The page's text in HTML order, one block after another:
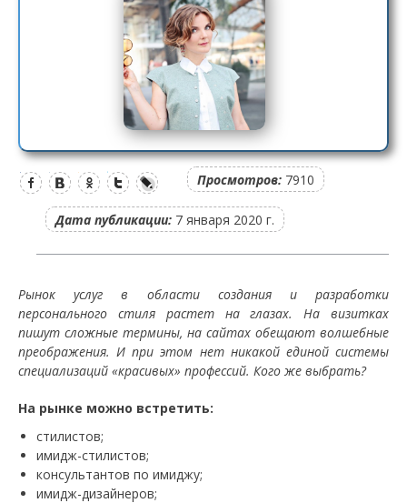
Просмотров: 7910
Дата публикации: 7 января 2020 г.
Рынок услуг в области создания и разработки
персонального стиля растет на глазах. На визитках
пишут сложные термины, на сайтах обещают волшебные
преображения. И при этом нет никакой единой системы
специализаций «красивых» профессий. Кого же выбрать?
На рынке можно встретить:
стилистов;
имидж-стилистов;
консультантов по имиджу;
имидж-дизайнеров;